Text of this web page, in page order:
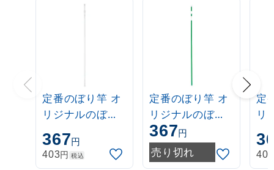
定番のぼり竿 オ
リジナルのぼり
ポール 1.6～3m
伸縮式 白
(30537***)
367円
403円 税込
定番のぼり竿 オ
リジナルのぼり
ポール 1.6～3m
伸縮式 緑
(30537GRN)
367円
売り切れ
定
リ
ポ
伸
403